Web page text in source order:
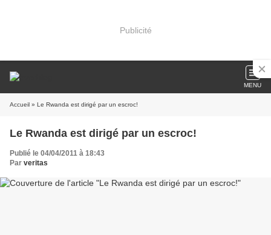
Publicité
MENU
Accueil » Le Rwanda est dirigé par un escroc!
Le Rwanda est dirigé par un escroc!
Publié le 04/04/2011 à 18:43
Par veritas